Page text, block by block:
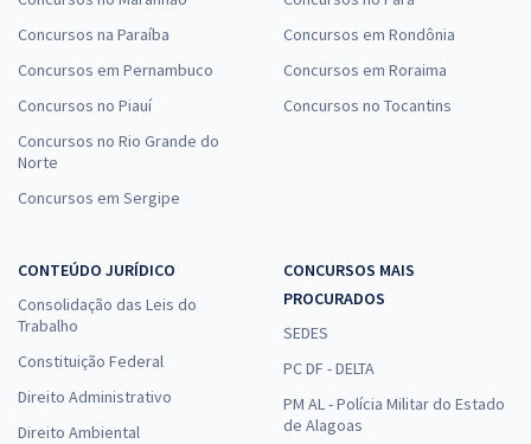
Concursos na Paraíba
Concursos em Pernambuco
Concursos no Piauí
Concursos no Rio Grande do
Norte
Concursos em Sergipe
Concursos em Rondônia
Concursos em Roraima
Concursos no Tocantins
CONTEÚDO JURÍDICO
Consolidação das Leis do
Trabalho
Constituição Federal
Direito Administrativo
Direito Ambiental
CONCURSOS MAIS
PROCURADOS
SEDES
PC DF - DELTA
PM AL - Polícia Militar do Estado
de Alagoas